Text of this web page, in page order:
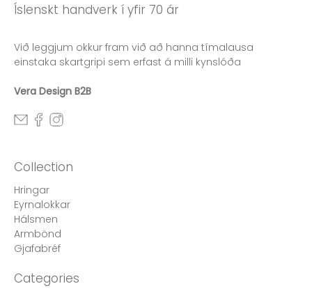
Íslenskt handverk í yfir 70 ár
Við leggjum okkur fram við að hanna tímalausa
einstaka skartgripi sem erfast á milli kynslóða
Vera Design B2B
Collection
Hringar
Eyrnalokkar
Hálsmen
Armbönd
Gjafabréf
Categories